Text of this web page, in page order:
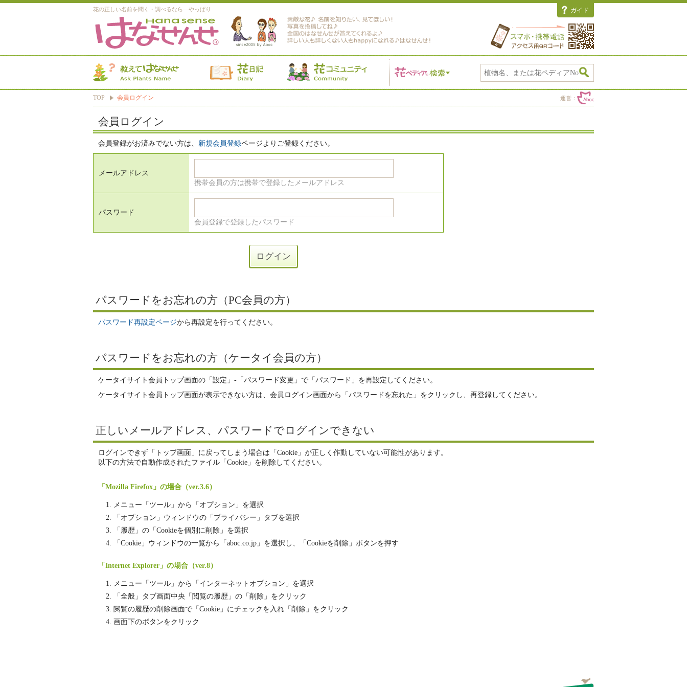
花の正しい名前を聞く・調べるなら―やっぱり ガイド
運営：
TOP 会員ログイン
会員ログイン
会員登録がお済みでない方は、 新規会員登録ページよりご登録ください。
メールアドレス
携帯会員の方は携帯で登録したメールアドレス
パスワード
会員登録で登録したパスワード
パスワードをお忘れの方（PC会員の方）
パスワード再設定ページから再設定を行ってください。
パスワードをお忘れの方（ケータイ会員の方）
ケータイサイト会員トップ画面の「設定」-「パスワード変更」で「パスワード」を再設定してください。
ケータイサイト会員トップ画面が表示できない方は、会員ログイン画面から「パスワードを忘れた」をクリックし、再登録してください。
正しいメールアドレス、パスワードでログインできない
ログインできず「トップ画面」に戻ってしまう場合は「Cookie」が正しく作動していない可能性があります。
以下の方法で自動作成されたファイル「Cookie」を削除してください。
「Mozilla Firefox」の場合（ver.3.6）
メニュー「ツール」から「オプション」を選択
「オプション」ウィンドウの「プライバシー」タブを選択
「履歴」の「Cookieを個別に削除」を選択
「Cookie」ウィンドウの一覧から「aboc.co.jp」を選択し、「Cookieを削除」ボタンを押す
「Internet Explorer」の場合（ver.8）
メニュー「ツール」から「インターネットオプション」を選択
「全般」タブ画面中央「閲覧の履歴」の「削除」をクリック
閲覧の履歴の削除画面で「Cookie」にチェックを入れ「削除」をクリック
画面下のボタンをクリック